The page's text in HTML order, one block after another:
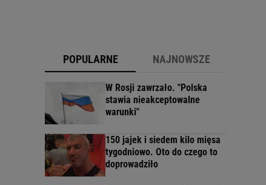
POPULARNE NAJNOWSZE
W Rosji zawrzało. "Polska
stawia nieakceptowalne
warunki"
150 jajek i siedem kilo mięsa
tygodniowo. Oto do czego to
doprowadziło